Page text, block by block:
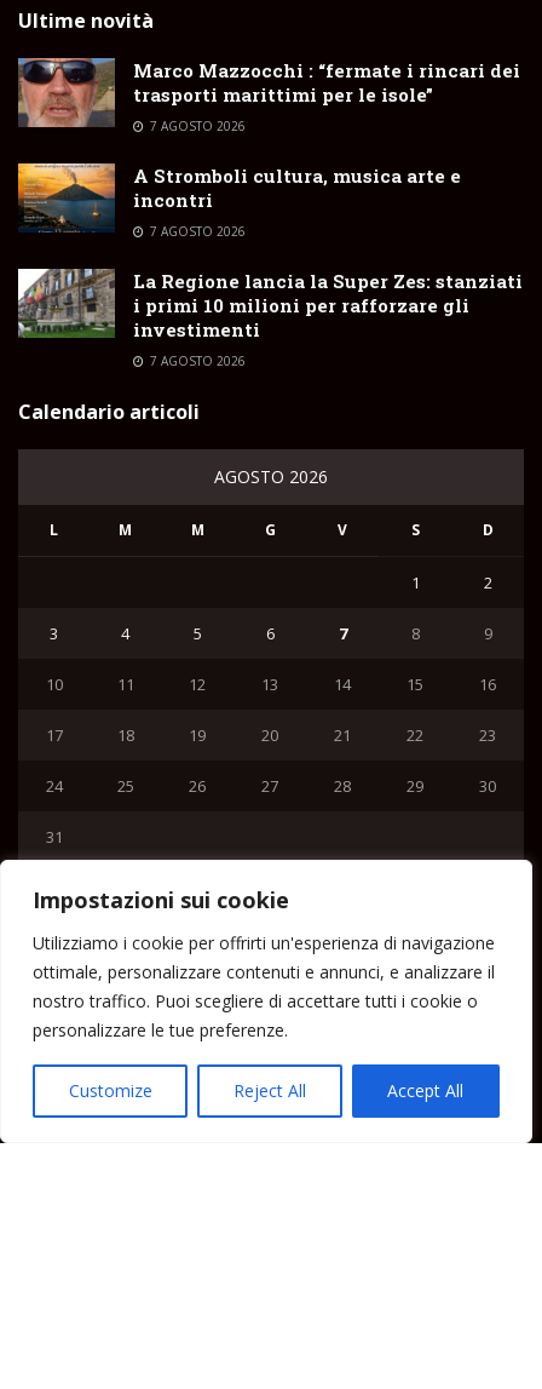
Impostazioni sui cookie
Utilizziamo i cookie per offrirti un'esperienza di navigazione
ottimale, personalizzare contenuti e annunci, e analizzare il
nostro traffico. Puoi scegliere di accettare tutti i cookie o
personalizzare le tue preferenze.
Customize Reject All Accept All
Ultime novità
Marco Mazzocchi : “fermate i rincari dei
trasporti marittimi per le isole”
7 AGOSTO 2026
A Stromboli cultura, musica arte e
incontri
7 AGOSTO 2026
La Regione lancia la Super Zes: stanziati
i primi 10 milioni per rafforzare gli
investimenti
7 AGOSTO 2026
Calendario articoli
AGOSTO 2026
L M M G V S D
1 2
3 4 5 6 7 8 9
10 11 12 13 14 15 16
17 18 19 20 21 22 23
24 25 26 27 28 29 30
31
Home
Lipari News
Cronaca Lipari
Politica Lipari
Cultura Lipari